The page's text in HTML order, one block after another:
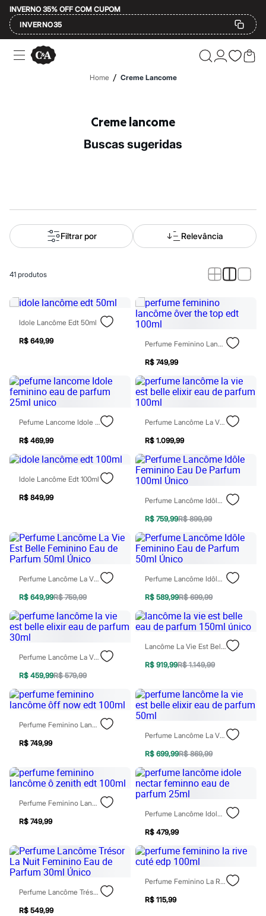
INVERNO 35% OFF COM CUPOM
INVERNO35
Ofertas
Compre por Departamento
Alfaiataria
Novidades
Roupas
Blusas e Camisetas
Casacos e Jaquetas
Macacões
Saias
Shorts e Bermudas
Acessórios
Bijoux
Cintos
Óculos
Relógios
Calçados
Botas
Chinelos
Sandálias
Tênis
Marcas
City
Sawary
Yessica
Moda esportiva
Acessórios
Blusas
Leggings
Shorts e Bermudas
Tops
Moda íntima
Calcinhas
Cintas e Modeladores
Meias
Pijamas
Moda praia
Biquínis
Saídas de praia
Personagens
Plus size
Calças
Casacos e Jaquetas
Jeans
Moda esportiva
Vestidos
Em alta
Dia dos Pais
Inverno
Novidades
Roupas
Bermudas
Camisas
Home / Creme Lancome
Creme lancome
buscas sugeridas
Filtrar por Relevância
41 produtos
Idole Lancôme Edt 50ml
R$ 649,99 Perfume Feminino Lancôme Ôver The Top Edt 100ml
R$ 749,99
Pefume Lancome Idole Feminino Eau De Parfum 25ml Unico
R$ 469,99
Perfume Lancôme La Vie Est Belle Elixir Eau De Parfum 100ml
R$ 1.099,99
Idole Lancôme Edt 100ml
R$ 849,99 Perfume Lancôme Idôle Feminino Eau De Parfum 100ml Único
R$ 759,99R$ 899,99
Perfume Lancôme La Vie Est Belle Feminino Eau De Parfum 50ml Único
R$ 649,99R$ 759,99
Perfume Lancôme Idôle Feminino Eau De Parfum 50ml Único
R$ 589,99R$ 699,99
Perfume Lancôme La Vie Est Belle Elixir Eau De Parfum 30ml
R$ 459,99R$ 579,99
Lancôme La Vie Est Belle Eau De Parfum 150ml Único
R$ 919,99R$ 1.149,99
Perfume Feminino Lancôme Ôff Now Edt 100ml
R$ 749,99
Perfume Lancôme La Vie Est Belle Elixir Eau De Parfum 50ml
R$ 699,99R$ 869,99
Perfume Feminino Lancôme Ô Zenith Edt 100ml
R$ 749,99
Perfume Lancôme Idole Nectar Feminno Eau De Parfum 25ml
R$ 479,99
Perfume Lancôme Trésor La Nuit Feminino Eau De Parfum 30ml Único
R$ 549,99
Perfume Feminino La Rive Cuté Edp 100ml
R$ 115,99